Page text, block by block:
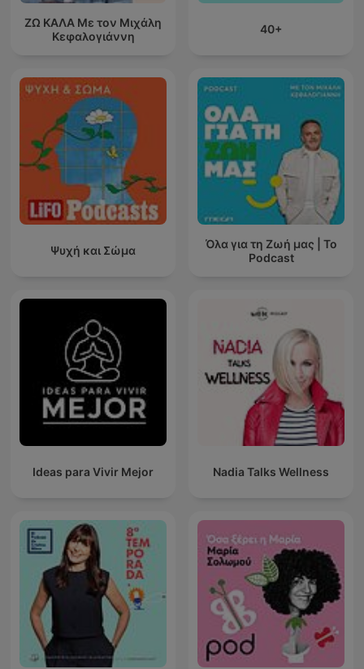
ΖΩ ΚΑΛΑ Με τον Μιχάλη
Κεφαλογιάννη
40+
Ψυχή και Σώμα
Όλα για τη Ζωή μας | Το
Podcast
Ideas para Vivir Mejor Nadia Talks Wellness